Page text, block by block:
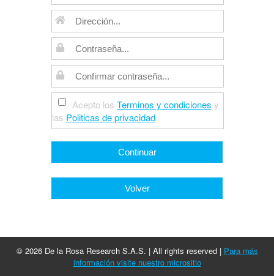
Acepto los Terminos y condiciones y
las Politicas de privacidad
© 2026 De la Rosa Research S.A.S. | All rights reserved | Para más
información visite nuestro micrositio